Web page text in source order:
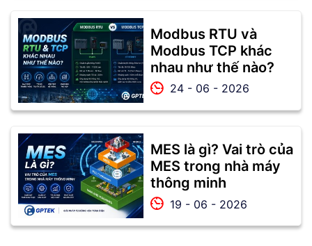
Modbus RTU và
Modbus TCP khác
nhau như thế nào?
24 - 06 - 2026
MES là gì? Vai trò của
MES trong nhà máy
thông minh
19 - 06 - 2026